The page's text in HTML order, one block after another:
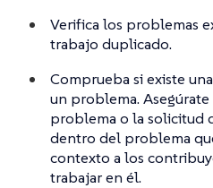
Verifica los problemas
trabajo duplicado.
Comprueba si existe
un problema.
problema o la solicitud
dentro del problema
contexto a los
trabajar en él.